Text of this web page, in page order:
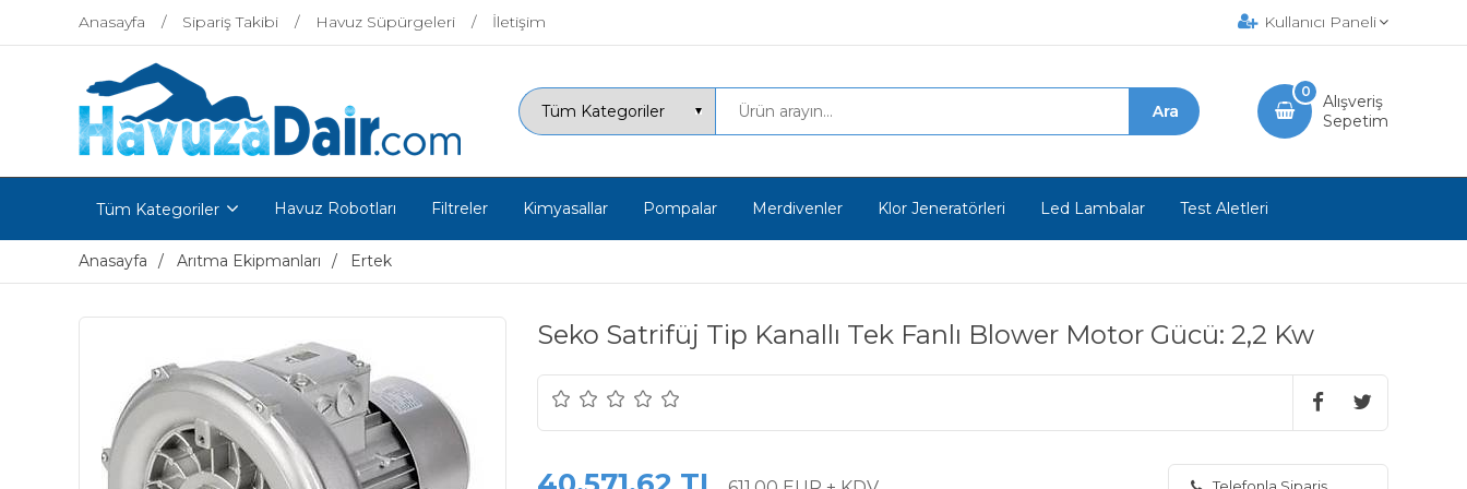
Anasayfa Sipariş Takibi Havuz Süpürgeleri İletişim Kullanıcı Paneli
Alışveriş
Sepetim
0
Tüm Kategoriler Havuz Robotları Filtreler Kimyasallar Pompalar Merdivenler Klor Jeneratörleri Led Lambalar Test Aletleri
Anasayfa Arıtma Ekipmanları Ertek
Seko Satrifüj Tip Kanallı Tek Fanlı Blower Motor Gücü: 2,2 Kw